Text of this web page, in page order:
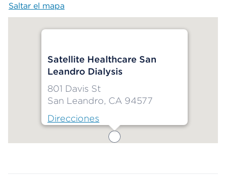
Saltar el mapa
Satellite Healthcare San
Leandro Dialysis
801 Davis St
San Leandro, CA 94577
Direcciones